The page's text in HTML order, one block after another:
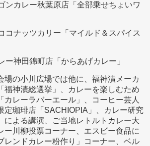
ンカレー秋葉原店「全部乗せちょいワ
コナッツカリー「マイルド＆スパイス
ー神田錦町店「からあげカレー」
場の小川広場では他に、福神漬メーカ
福神漬総選挙」、カレーを楽しむため
カレーラバーエール」、コーヒー芸人
定珈琲店「SACHIOPIA」、カレー研究
による講演、ご当地レトルトカレー大
ー川柳投票コーナー、エスビー食品に
レンドカレー粉作り」コーナー、ベル